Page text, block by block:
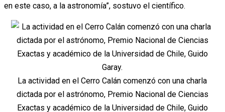
en este caso, a la astronomía”, sostuvo el científico.
La actividad en el Cerro Calán comenzó con una charla
dictada por el astrónomo, Premio Nacional de Ciencias
Exactas y académico de la Universidad de Chile, Guido